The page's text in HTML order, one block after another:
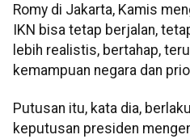
Romy di Jakarta, Kamis
IKN bisa tetap berjalan,
lebih realistis, bertahap,
kemampuan negara dan
Putusan itu, kata dia,
keputusan presiden